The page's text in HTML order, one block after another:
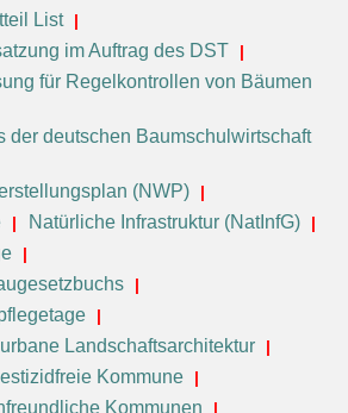
List
im Auftrag des DST
für Regelkontrollen von Bäumen
der deutschen Baumschulwirtschaft
(NWP)
Natürliche Infrastruktur (NatInfG)
Landschaftsarchitektur
Kommune
Kommunen